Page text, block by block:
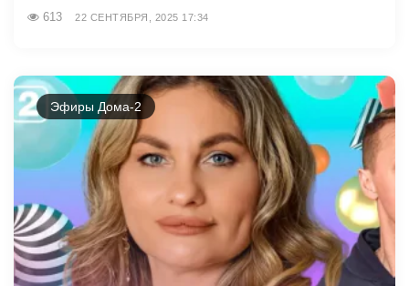
613 22 СЕНТЯБРЯ, 2025 17:34
Эфиры Дома-2